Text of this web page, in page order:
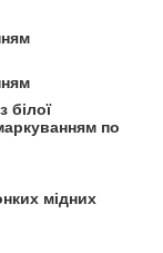
білої
по
мідних